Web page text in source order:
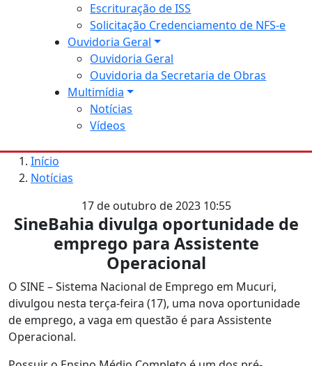
Escrituração de ISS
Solicitação Credenciamento de NFS-e
Ouvidoria Geral
Ouvidoria Geral
Ouvidoria da Secretaria de Obras
Multimídia
Notícias
Vídeos
Início
Notícias
17 de outubro de 2023 10:55
SineBahia divulga oportunidade de
emprego para Assistente
Operacional
O SINE – Sistema Nacional de Emprego em Mucuri,
divulgou nesta terça-feira (17), uma nova oportunidade
de emprego, a vaga em questão é para Assistente
Operacional.